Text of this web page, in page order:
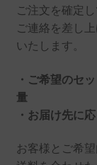
ご注文を確定
ご連絡を差し
いたします。
・ご希望のセ
量
・お届け先に
お客様とご希